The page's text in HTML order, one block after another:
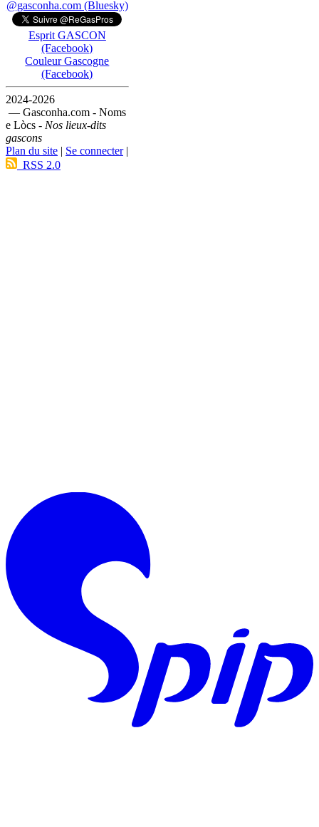
@gasconha.com (Bluesky)
Esprit GASCON
(Facebook)
Couleur Gascogne
(Facebook)
2024-2026
— Gasconha.com - Noms
e Lòcs - Nos lieux-dits
gascons
Plan du site
Se connecter|
RSS 2.0